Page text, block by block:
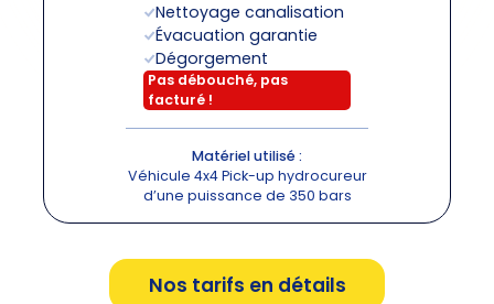
Nettoyage canalisation
Évacuation garantie
Dégorgement
Pas débouché, pas
facturé !
Matériel utilisé :
Véhicule 4x4 Pick-up hydrocureur
d’une puissance de 350 bars
Nos tarifs en détails